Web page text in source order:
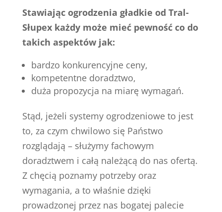
Stawiając ogrodzenia gładkie od Tral-
Słupex każdy może mieć pewność co do
takich aspektów jak:
bardzo konkurencyjne ceny,
kompetentne doradztwo,
duża propozycja na miarę wymagań.
Stąd, jeżeli systemy ogrodzeniowe to jest
to, za czym chwilowo się Państwo
rozglądają – służymy fachowym
doradztwem i całą należącą do nas ofertą.
Z chęcią poznamy potrzeby oraz
wymagania, a to właśnie dzięki
prowadzonej przez nas bogatej palecie